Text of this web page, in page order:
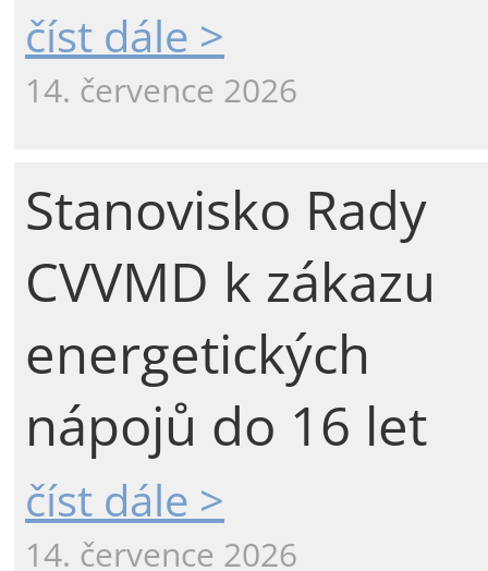
číst dále >
14. července 2026
Stanovisko Rady
CVVMD k zákazu
energetických
nápojů do 16 let
číst dále >
14. července 2026